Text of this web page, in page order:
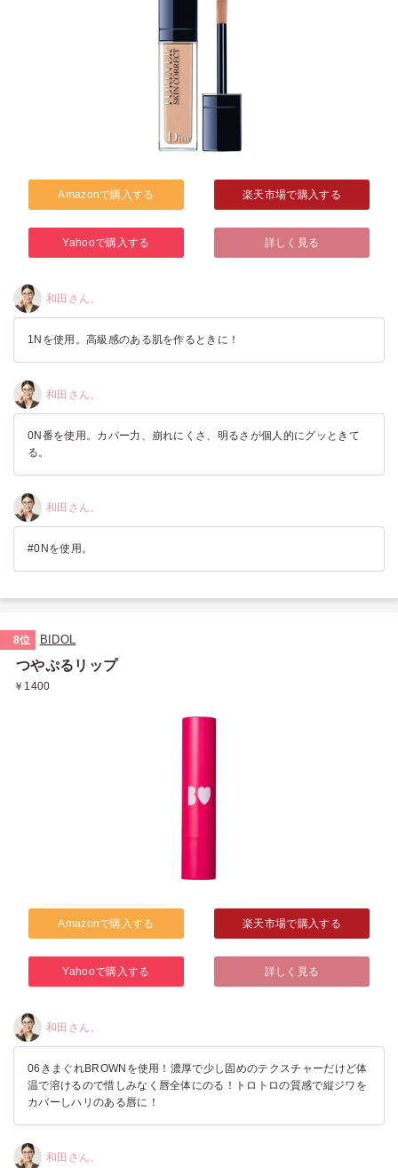
Amazonで購入する 楽天市場で購入する
Yahooで購入する 詳しく見る
和田さん。
1Nを使用。高級感のある肌を作るときに！
和田さん。
0N番を使用。カバー力、崩れにくさ、明るさが個人的にグッときて
る。
和田さん。
#0Nを使用。
8位 BIDOL
つやぷるリップ
￥1400
Amazonで購入する 楽天市場で購入する
Yahooで購入する 詳しく見る
和田さん。
06きまぐれBROWNを使用！濃厚で少し固めのテクスチャーだけど体
温で溶けるので惜しみなく唇全体にのる！トロトロの質感で縦ジワを
カバーしハリのある唇に！
和田さん。